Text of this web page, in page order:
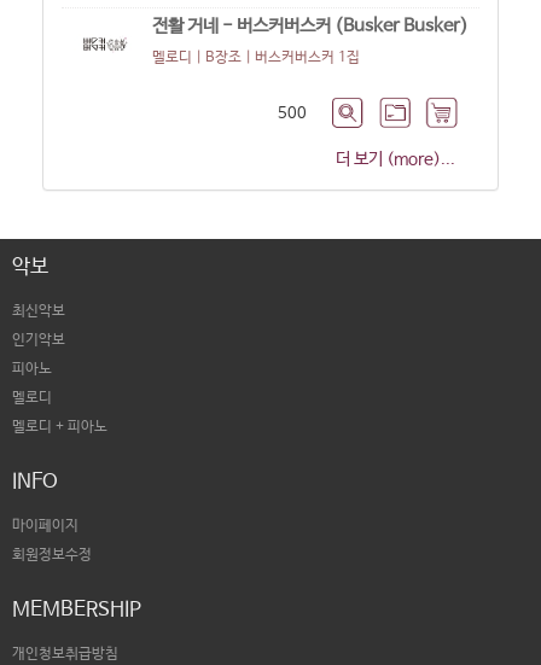
전활 거네 - 버스커버스커 (Busker Busker)
멜로디 | B장조 | 버스커버스커 1집
500
더 보기 (more)...
악보
최신악보
인기악보
피아노
멜로디
멜로디 + 피아노
INFO
마이페이지
회원정보수정
MEMBERSHIP
개인청보취급방침